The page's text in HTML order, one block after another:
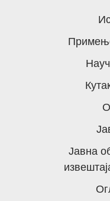
Јавна